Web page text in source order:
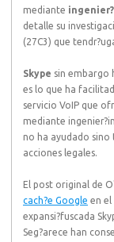
mediante
detalle su
(27C3) que
Skype sin embargo
es lo que ha
servicio VoIP que
mediante
no ha ayudado
acciones legales.
El post original de
cach?e Google en el
expansi?fuscada
Seg?arece han